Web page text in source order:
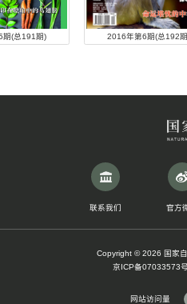
2016年第1期(总187